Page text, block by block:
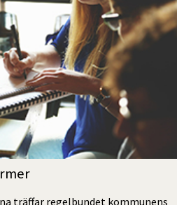
träffar regelbundet kommunens